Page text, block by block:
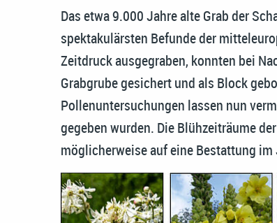
Das etwa 9.000 Jahre alte Grab der
spektakulärsten Befunde der
Zeitdruck ausgegraben, konnten bei
Grabgrube gesichert und als Block
Pollenuntersuchungen lassen nun
gegeben wurden. Die Blühzeiträume
möglicherweise auf eine Bestattung